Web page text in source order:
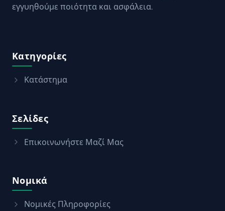
εγγυηθούμε ποιότητα και ασφάλεια.
Κατηγορίες
Κατάστημα
Σελίδες
Επικοινωνήστε Μαζί Μας
Νομικά
Νομικές Πληροφορίες